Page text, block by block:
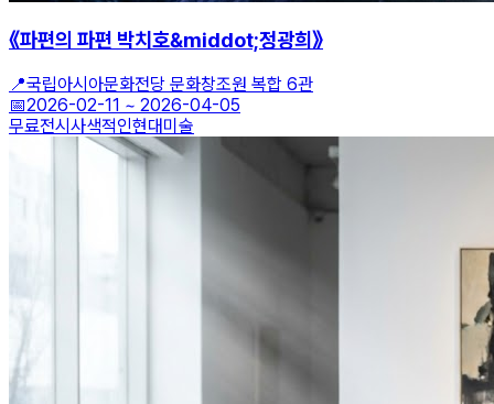
《파편의 파편 박치호&middot;정광희》
📍국립아시아문화전당 문화창조원 복합 6관
📅2026-02-11 ~ 2026-04-05
무료전시 사색적인현대미술